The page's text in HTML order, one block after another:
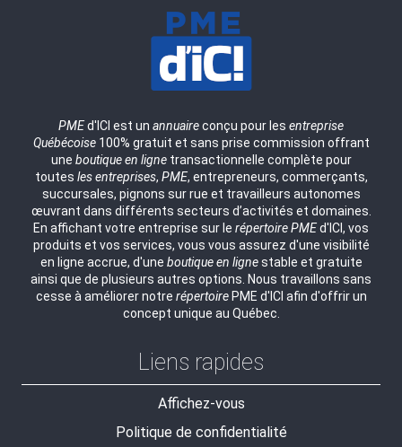
PMEd'ICI est un annuaireconçu pour les entreprise
Québécoise100% gratuit et sans prise commission offrant
une boutique en lignetransactionnelle complète pour
toutes les entreprises, PME, entrepreneurs, commerçants,
succursales, pignons sur rue et travailleurs autonomes
œuvrant dans différents secteurs d’activités et domaines.
En affichant votre entreprise sur le répertoirePMEd'ICI, vos
produits et vos services, vous vous assurez d'une visibilité
en ligne accrue, d'une boutique en lignestable et gratuite
ainsi que de plusieurs autres options. Nous travaillons sans
cesse à améliorer notre répertoirePME d'ICI afin d'offrir un
concept unique au Québec.
Liens rapides
Affichez-vous
Politique de confidentialité